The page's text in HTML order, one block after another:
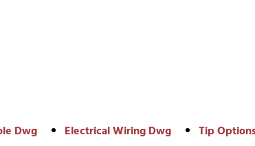
Dwg Electrical Wiring Dwg Tip